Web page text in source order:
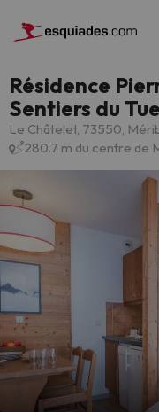
Résidence
Sentiers du
Le Châtelet, 73550,
280.7 m du centre de